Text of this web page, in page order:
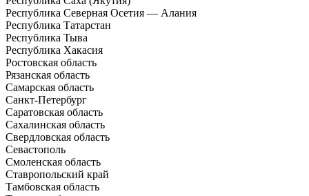
Республика Северная Осетия — Алания
Республика Татарстан
Республика Тыва
Республика Хакасия
Ростовская область
Рязанская область
Самарская область
Санкт-Петербург
Саратовская область
Сахалинская область
Свердловская область
Севастополь
Смоленская область
Ставропольский край
Тамбовская область